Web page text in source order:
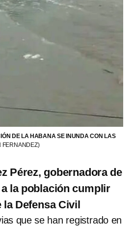
DE LA HABANA SE INUNDA CON LAS
FERNANDEZ)
Pérez, gobernadora de
la población cumplir
Defensa Civil
que se han registrado en